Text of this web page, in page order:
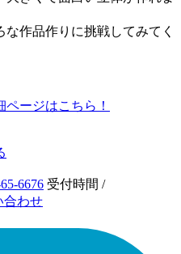
作品作りに挑戦してみてく
ージはこちら！
6676 受付時間 /
合わせ